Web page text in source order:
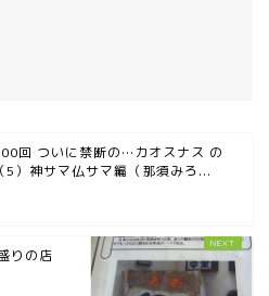
回 ついに禁断の…カオスナス の
5）神サマ仏サマ編（那須みろ...
りの店